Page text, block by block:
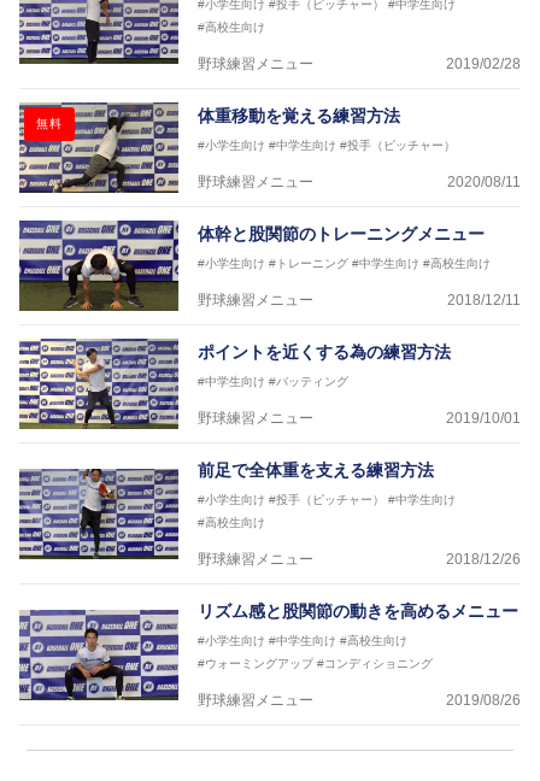
#小学生向け #投手（ピッチャー）
#中学生向け
#高校生向け
野球練習メニュー 2019/02/28
無料 体重移動を覚える練習方法
#小学生向け #中学生向け #投手（ピッチャー）
野球練習メニュー 2020/08/11
体幹と股関節のトレーニングメニュー
#小学生向け #トレーニング #中学生向け #高校生向け
野球練習メニュー 2018/12/11
ポイントを近くする為の練習方法
#中学生向け #バッティング
野球練習メニュー 2019/10/01
前足で全体重を支える練習方法
#小学生向け #投手（ピッチャー）
#中学生向け
#高校生向け
野球練習メニュー 2018/12/26
リズム感と股関節の動きを高めるメニュー
#小学生向け #中学生向け #高校生向け
#ウォーミングアップ #コンディショニング
野球練習メニュー 2019/08/26